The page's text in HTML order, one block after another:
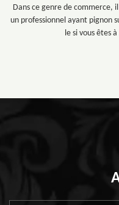
Dans ce genre de commerce,
un professionnel ayant pignon
le si vous êtes